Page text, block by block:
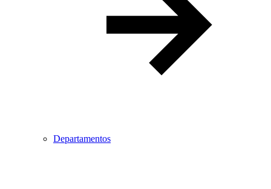
Departamentos